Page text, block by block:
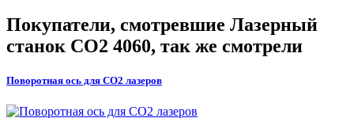
Покупатели, смотревшие Лазерный
станок СО2 4060, так же смотрели
Поворотная ось для СО2 лазеров